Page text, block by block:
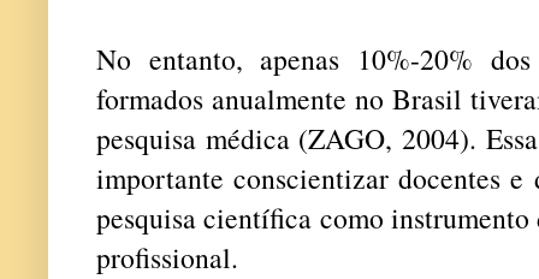
No entanto, apenas 10%-20%
formados anualmente no Brasil
pesquisa médica (ZAGO, 2004).
importante conscientizar docentes
pesquisa científica como
profissional.